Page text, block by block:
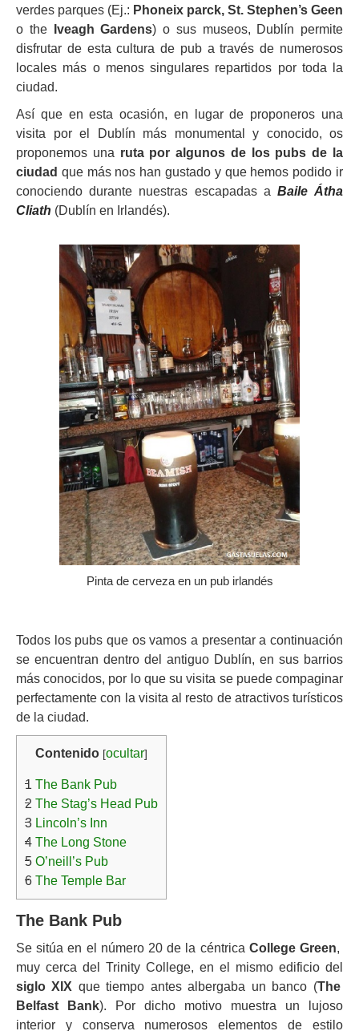
verdes parques (Ej.: Phoneix parck, St. Stephen’s Geen
o the
Iveagh Gardens) o sus museos, Dublín permite
disfrutar de esta cultura de pub a través de numerosos
locales más o menos singulares repartidos por toda la
ciudad.
Así que en esta ocasión, en lugar de proponeros una
visita por el Dublín más monumental y conocido, os
proponemos una ruta por algunos de los pubs de la
ciudad que más nos han gustado y que hemos podido ir
conociendo durante nuestras escapadas a Baile Átha
Cliath (Dublín en Irlandés).
Pinta de cerveza en un pub irlandés
Todos los pubs que os vamos a presentar a continuación
se encuentran dentro del antiguo Dublín, en sus barrios
más conocidos, por lo que su visita se puede compaginar
perfectamente con la visita al resto de atractivos turísticos
de la ciudad.
Contenido [ocultar]
1 The Bank Pub
2 The Stag’s Head Pub
3 Lincoln’s Inn
4 The Long Stone
5 O’neill’s Pub
6 The Temple Bar
The Bank Pub
Se sitúa en el número 20 de la céntrica College Green,
muy cerca del Trinity College, en el mismo edificio del
siglo XIX que tiempo antes albergaba un banco (The
Belfast Bank). Por dicho motivo muestra un lujoso
interior y conserva numerosos elementos de estilo